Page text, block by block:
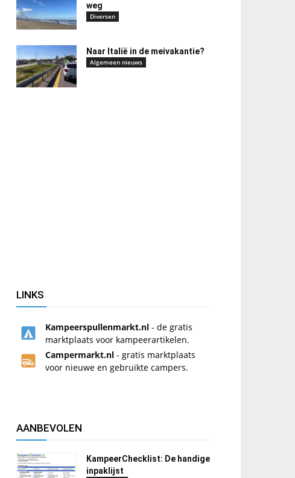
weg
Diversen
Naar Italië in de meivakantie?
Algemeen nieuws
LINKS
Kampeerspullenmarkt.nl - de gratis
marktplaats voor kampeerartikelen.
Campermarkt.nl - gratis marktplaats
voor nieuwe en gebruikte campers.
AANBEVOLEN
KampeerChecklist: De handige
inpaklijst